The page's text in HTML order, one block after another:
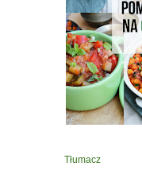
Tłumacz